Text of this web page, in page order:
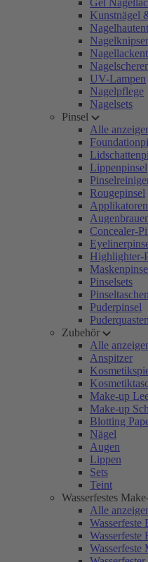
Gel
Kunstnägel
Nagelknipser
UV-Lampen
Nagelpflege
Nagelsets
Pinsel
Alle
Lippenpinsel
Rougepinsel
Applikatoren
Concealer-
Highlighter-
Pinselsets
Pinseltaschen
Puderpinsel
Puderquasten
Zubehör
Alle
Anspitzer
Make-up
Make-up
Blotting
Nägel
Augen
Lippen
Sets
Teint
Wasserfestes
Alle
Wasserfeste
Wasserfeste
Wasserfeste